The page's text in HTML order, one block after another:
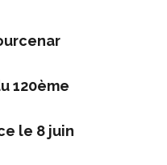
120ème
le 8 juin